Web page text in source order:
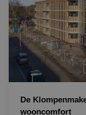
De
wooncomfort